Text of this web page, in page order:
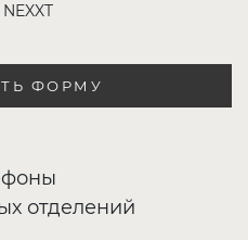
ФОРМУ
отделений